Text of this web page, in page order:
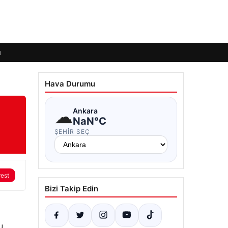
Hava Durumu
☁Ankara
NaN°C
ŞEHIR SEÇ
Bizi Takip Edin